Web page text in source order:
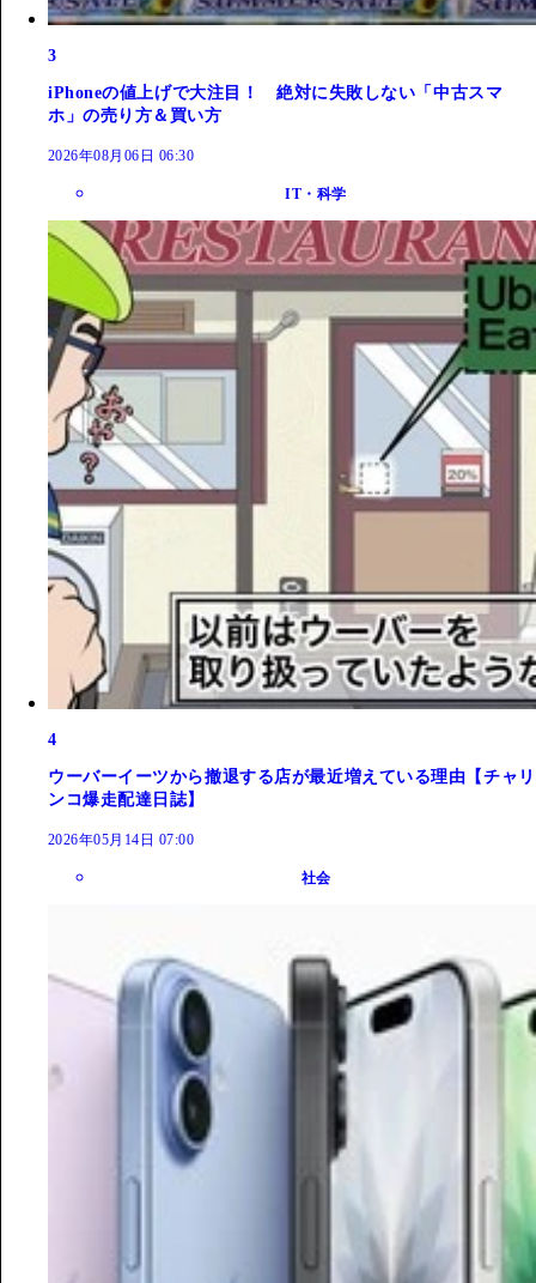
3
iPhoneの値上げで大注目！ 絶対に失敗しない「中古スマ
ホ」の売り方＆買い方
2026年08月06日 06:30
IT・科学
4
ウーバーイーツから撤退する店が最近増えている理由【チャリ
ンコ爆走配達日誌】
2026年05月14日 07:00
社会